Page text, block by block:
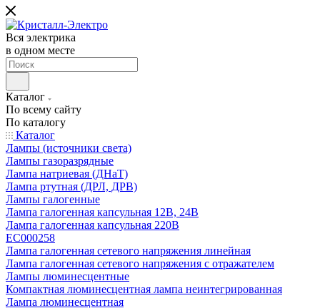
Вся электрика
в одном месте
Каталог
По всему сайту
По каталогу
Каталог
Лампы (источники света)
Лампы газоразрядные
Лампа натриевая (ДНаТ)
Лампа ртутная (ДРЛ, ДРВ)
Лампы галогенные
Лампа галогенная капсульная 12В, 24В
Лампа галогенная капсульная 220В
EC000258
Лампа галогенная сетевого напряжения линейная
Лампа галогенная сетевого напряжения с отражателем
Лампы люминесцентные
Компактная люминесцентная лампа неинтегрированная
Лампа люминесцентная